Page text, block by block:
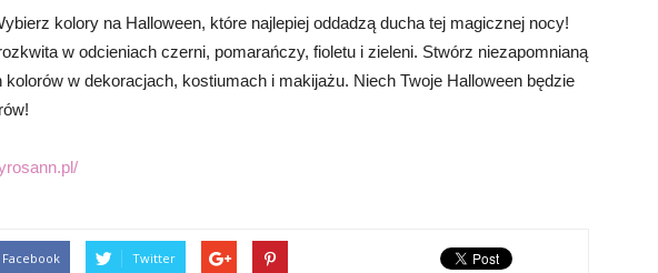
kolory na Halloween, które najlepiej oddadzą ducha tej magicznej nocy!
w odcieniach czerni, pomarańczy, fioletu i zieleni. Stwórz niezapomnianą
w dekoracjach, kostiumach i makijażu. Niech Twoje Halloween będzie
Facebook Twitter